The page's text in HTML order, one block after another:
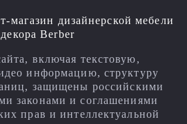
магазин дизайнерской мебели
Berber
включая текстовую,
информацию, структуру
защищены российскими
законами и соглашениями
прав и интеллектуальной